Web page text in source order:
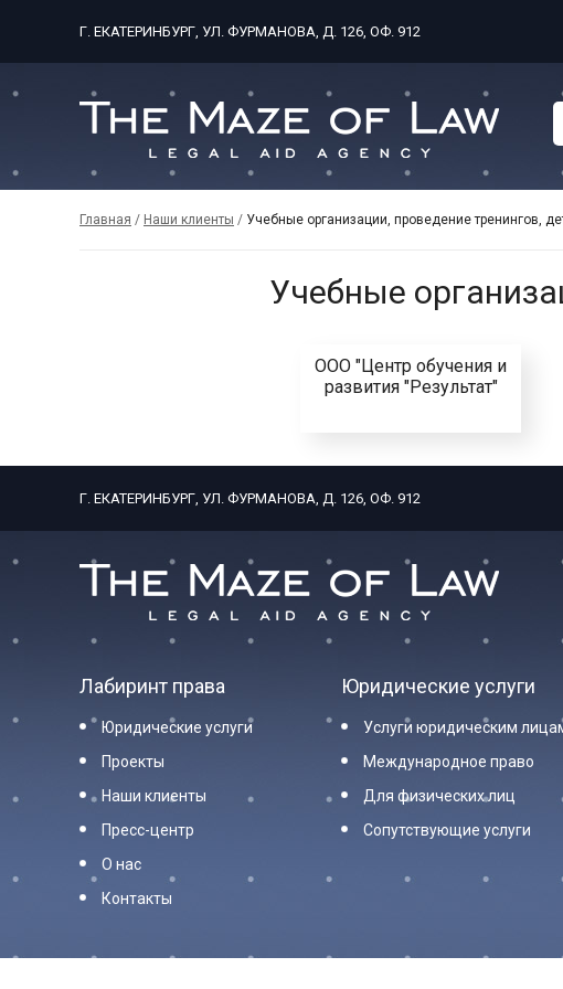
Г. ЕКАТЕРИНБУРГ, УЛ. ФУРМАНОВА, Д. 126, ОФ. 912
Главная / Наши клиенты / Учебные организации, проведение тренингов,
Учебные
ООО "Центр обучения и
развития "Результат"
Г. ЕКАТЕРИНБУРГ, УЛ. ФУРМАНОВА, Д. 126, ОФ. 912
Лабиринт права
Юридические услуги
Проекты
Наши клиенты
Пресс-центр
О нас
Контакты
Юридические услуги
Услуги юридическим
Международное право
Для физических лиц
Сопутствующие услуги